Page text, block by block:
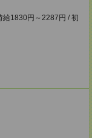
給1830円～2287円 / 初